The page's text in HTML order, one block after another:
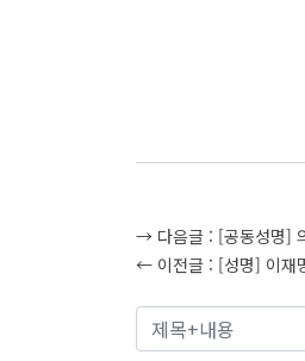
글
탐
색
→ 다음글 : [공동성명]
← 이전글 : [성명] 이재